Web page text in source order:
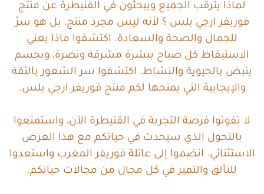
لماذا يترقب الجميع ويبحثون في القنيطرة عن منتج
فوريفر ارجي بلس ؟ لأنه ليس مجرد منتج، بل هو سرّ
للجمال والصحة والسعادة. اكتشفوا ماذا يعني
الاستيقاظ كل صباح ببشرة مشرقة ونضرة، وبجسم
ينبض بالحيوية والنشاط. اكتشفوا سر الشعور بالثقة
والإيجابية التي يمنحها لكم منتج فوريفر ارجي بلس.
لا تفوتوا فرصة التجربة في القنيطرة الآن، واستمتعوا
بالتحول الذي سيحدث في حياتكم مع هذا العرض
الاستثنائي. انضموا إلى عائلة فوريفر المغرب واستعدوا
للتألق والتميز في كل مجال من مجالات حياتكم.